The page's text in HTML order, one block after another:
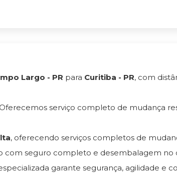
Largo - PR para Curitiba - PR, com
serviço completo de mudança
, oferecendo serviços completos de
seguro completo e desembalagem no
garante segurança, agilidade e